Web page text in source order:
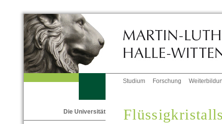
Studium Forschung
Die Universität